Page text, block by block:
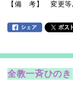
【備 考】 変更等
全教一斉ひの